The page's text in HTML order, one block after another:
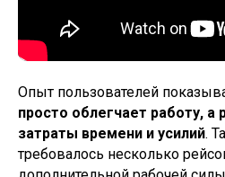
Опыт пользователей
просто облегчает работу, а
затраты времени и усилий.
требовалось несколько